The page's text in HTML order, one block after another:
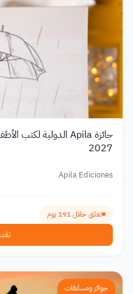
2027
Apila Ediciones
تغلق خلال 191 يوم
جوائز ومسابقات